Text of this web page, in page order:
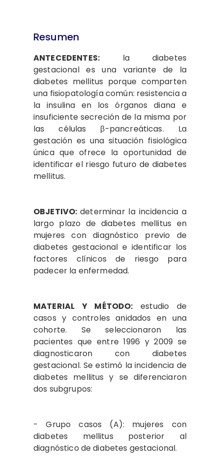
Resumen
ANTECEDENTES:
la diabetes
gestacional es una variante de la
diabetes mellitus porque comparten
una fisiopatología común: resistencia a
la insulina en los órganos diana e
insuficiente secreción de la misma por
las células β-pancreáticas. La
gestación es una situación fisiológica
única que ofrece la oportunidad de
identificar el riesgo futuro de diabetes
mellitus.
OBJETIVO:determinar la incidencia a
largo plazo de diabetes mellitus en
mujeres con diagnóstico previo de
diabetes gestacional e identificar los
factores clínicos de riesgo para
padecer la enfermedad.
MATERIAL Y MÉTODO: estudio de
casos y controles anidados en una
cohorte. Se seleccionaron las
pacientes que entre 1996 y 2009 se
diagnosticaron con diabetes
gestacional. Se estimó la incidencia de
diabetes mellitus y se diferenciaron
dos subgrupos:
- Grupo casos (A): mujeres con
diabetes mellitus posterior al
diagnóstico de diabetes gestacional.